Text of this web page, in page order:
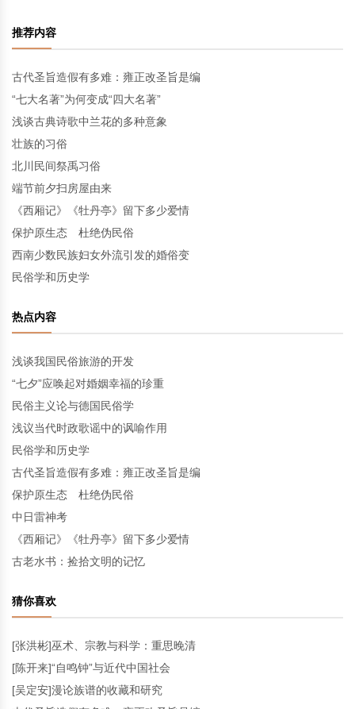
推荐内容
古代圣旨造假有多难：雍正改圣旨是编
“七大名著”为何变成“四大名著”
浅谈古典诗歌中兰花的多种意象
壮族的习俗
北川民间祭禹习俗
端节前夕扫房屋由来
《西厢记》《牡丹亭》留下多少爱情
保护原生态 杜绝伪民俗
西南少数民族妇女外流引发的婚俗变
民俗学和历史学
热点内容
浅谈我国民俗旅游的开发
“七夕”应唤起对婚姻幸福的珍重
民俗主义论与德国民俗学
浅议当代时政歌谣中的讽喻作用
民俗学和历史学
古代圣旨造假有多难：雍正改圣旨是编
保护原生态 杜绝伪民俗
中日雷神考
《西厢记》《牡丹亭》留下多少爱情
古老水书：捡拾文明的记忆
猜你喜欢
[张洪彬]巫术、宗教与科学：重思晚清
[陈开来]“自鸣钟”与近代中国社会
[吴定安]漫论族谱的收藏和研究